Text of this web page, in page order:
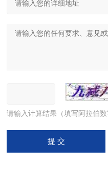
请输入计算结果（填写阿拉伯